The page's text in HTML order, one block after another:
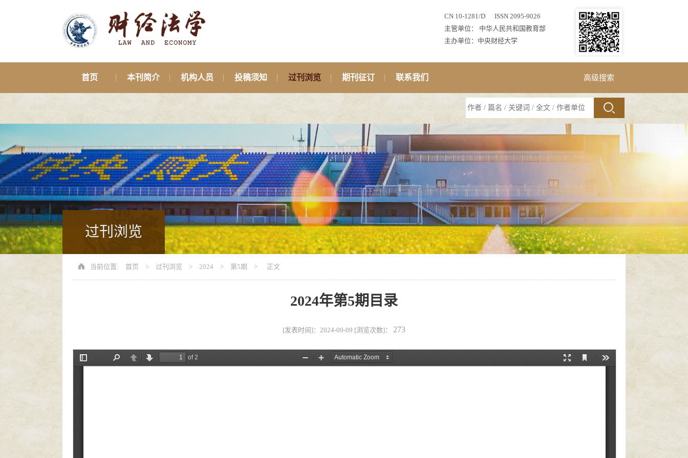
CN 10-1281/D ISSN 2095-9026
主管单位： 中华人民共和国教育部
主办单位：中央财经大学
首页 本刊简介 机构人员 投稿须知 过刊浏览 期刊征订 联系我们 高级搜索
过刊浏览
当前位置: 首页 > 过刊浏览 > 2024 > 第5期 > 正文
2024年第5期目录
[发表时间]：2024-09-09 [浏览次数]： 273